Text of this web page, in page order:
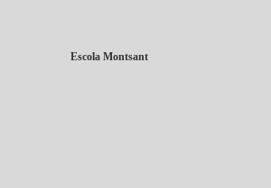
Escola Montsant